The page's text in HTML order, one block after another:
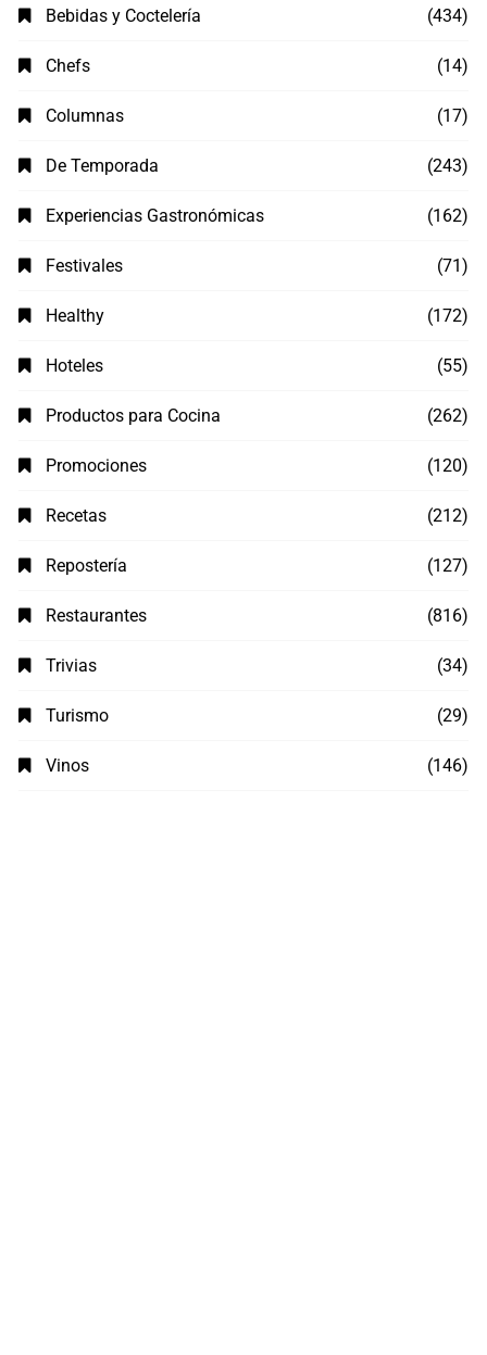
Bebidas y Coctelería (434)
Chefs (14)
Columnas (17)
De Temporada (243)
Experiencias Gastronómicas (162)
Festivales (71)
Healthy (172)
Hoteles (55)
Productos para Cocina (262)
Promociones (120)
Recetas (212)
Repostería (127)
Restaurantes (816)
Trivias (34)
Turismo (29)
Vinos (146)